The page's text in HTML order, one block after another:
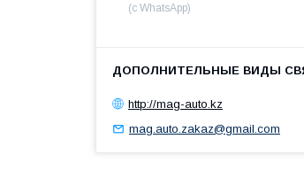
(с WhatsApp)
http://mag-auto.kz
mag.auto.zakaz@gmail.com